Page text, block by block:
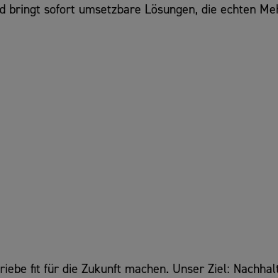
sofort umsetzbare Lösungen, die echten
fit für die Zukunft machen. Unser Ziel: